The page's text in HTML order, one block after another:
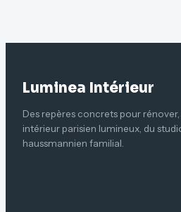
commission ?
Luminea Intérieur
Des repères concrets pour
intérieur parisien lumineux, du
haussmannien familial.